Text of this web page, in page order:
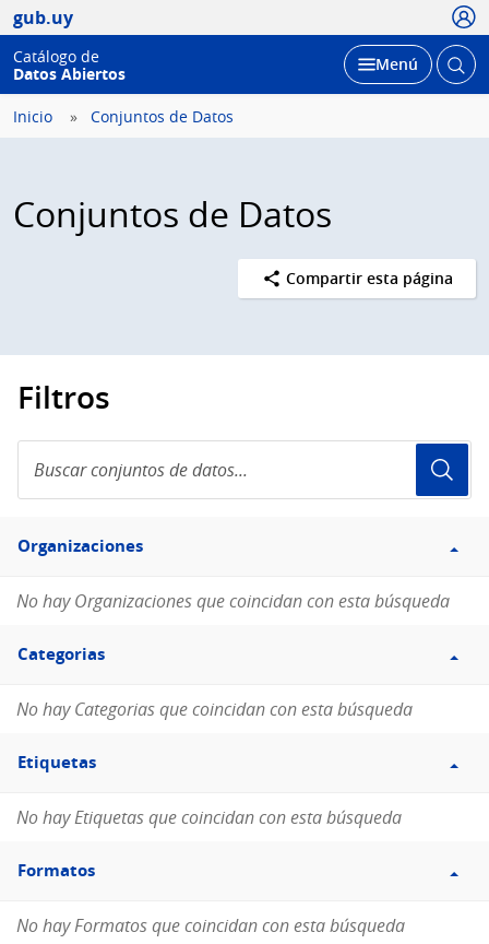
gub.uy
Catálogo de
Datos Abiertos
Desplegar
Menú Abrir
Inicio Conjuntos de Datos
Conjuntos de Datos
Compartir esta página
Filtros
conjuntos
de
Filtro
Organizaciones
Organizaciones
No hay Organizaciones que coincidan con esta búsqueda
Filtro
Categorias
Categorias
No hay Categorias que coincidan con esta búsqueda
Filtro
Etiquetas
Etiquetas
No hay Etiquetas que coincidan con esta búsqueda
Filtro
Formatos
Formatos
No hay Formatos que coincidan con esta búsqueda